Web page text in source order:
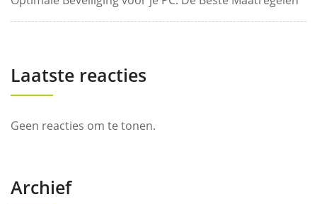
Laatste reacties
Geen reacties om te tonen.
Archief